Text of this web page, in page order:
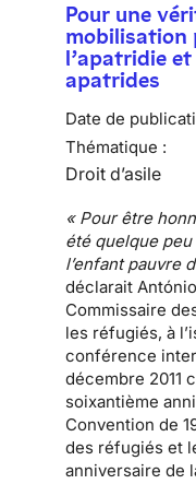
Pour une
mobilisation
l’apatridie
apatrides
Date de
Thématique :
Droit d’asile
« Pour être
été quelque
l’enfant pauvre
déclarait
Commissaire
les réfugiés, à
conférence
décembre 2011
soixantième
Convention de
des réfugiés et
anniversaire de